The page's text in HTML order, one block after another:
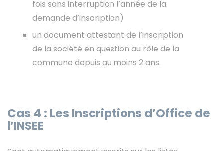
fois sans interruption l’année de la
demande d’inscription)
un document attestant de l’inscription
de la société en question au rôle de la
commune depuis au moins 2 ans.
Cas 4 : Les Inscriptions d’Office de
l’INSEE